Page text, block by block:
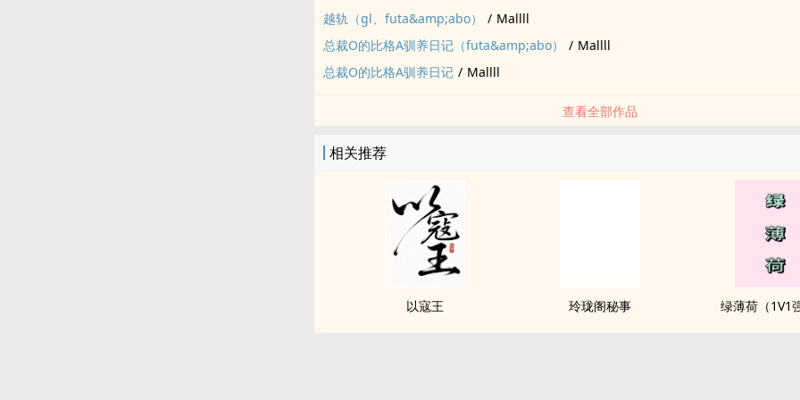
越轨（gl、futa&amp;abo） / Mallll
总裁O的比格A驯养日记（futa&amp;abo）
/ Mallll
总裁O的比格A驯养日记 / Mallll
查看全部作品
相关推荐
以寇王 玲珑阁秘事 绿薄荷（1V1